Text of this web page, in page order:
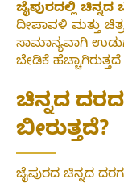
ಜೈಪುರದಲ್ಲಿ ಚಿನ್ನದ
ದೀಪಾವಳಿ ಮತ್ತು
ಸಾಮಾನ್ಯವಾಗಿ
ಬೇಡಿಕೆ
ಚಿನ್ನದ
ಬೀರುತ್ತದೆ?
ಜೈಪುರದ ಚಿನ್ನದ